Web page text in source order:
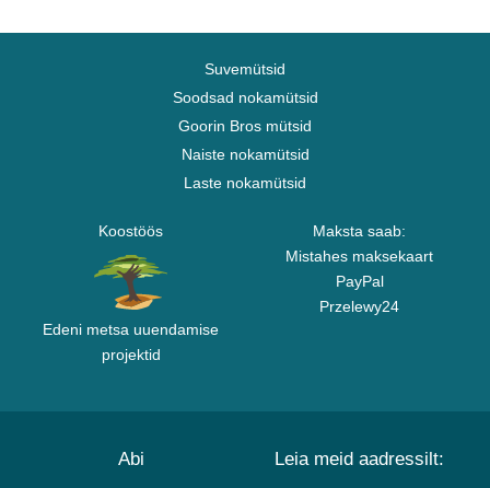
Suvemütsid
Soodsad nokamütsid
Goorin Bros mütsid
Naiste nokamütsid
Laste nokamütsid
Koostöös
Edeni metsa uuendamise
projektid
Maksta saab:
Mistahes maksekaart
PayPal
Przelewy24
Abi Leia meid aadressilt: